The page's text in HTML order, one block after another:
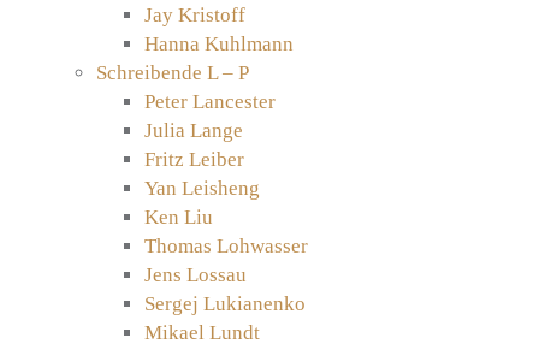
Jay Kristoff
Hanna Kuhlmann
Schreibende L – P
Peter Lancester
Julia Lange
Fritz Leiber
Yan Leisheng
Ken Liu
Thomas Lohwasser
Jens Lossau
Sergej Lukianenko
Mikael Lundt